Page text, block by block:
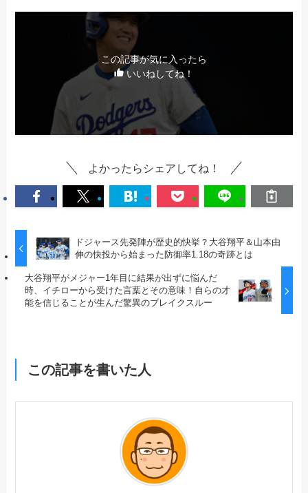
この記事が気に入ったら
いいねしてね！
よかったらシェアしてね！
ドジャース先発陣が歴史的快挙？大谷翔平＆山本由
伸の快投から始まった防御率1.18の奇跡とは
大谷翔平がメジャー1年目に結果が出ずに悩んだ
時、イチローから受けた言葉とその意味！自らの才
能を信じることが生んだ驚異のブレイクスルー
この記事を書いた人